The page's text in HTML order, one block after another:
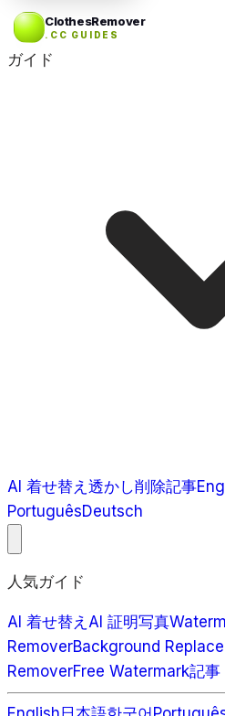
ClothesRemover
.CC GUIDES
ガイド
AI 着せ替え 透かし削除記事
PortuguêsDeutsch
人気ガイド
AI 着せ替え AI 証明写真
RemoverBackground
RemoverFree Watermark記事